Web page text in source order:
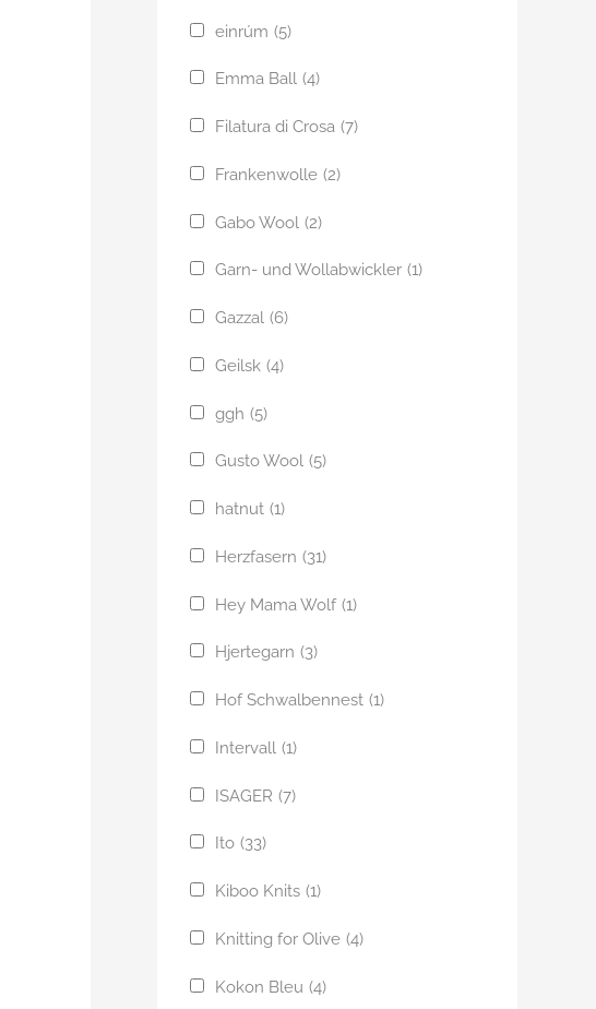
einrúm (5)
Emma Ball (4)
Filatura di Crosa (7)
Frankenwolle (2)
Gabo Wool (2)
Garn- und Wollabwickler (1)
Gazzal (6)
Geilsk (4)
ggh (5)
Gusto Wool (5)
hatnut (1)
Herzfasern (31)
Hey Mama Wolf (1)
Hjertegarn (3)
Hof Schwalbennest (1)
Intervall (1)
ISAGER (7)
Ito (33)
Kiboo Knits (1)
Knitting for Olive (4)
Kokon Bleu (4)